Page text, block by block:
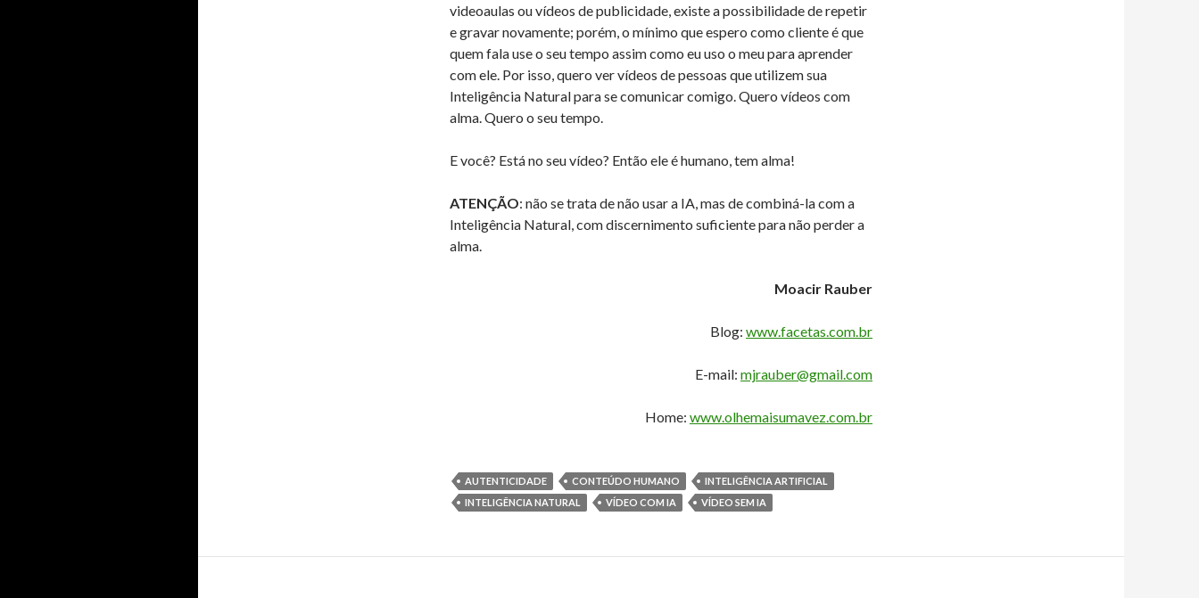
videoaulas ou vídeos de publicidade, existe a possibilidade de repetir
e gravar novamente; porém, o mínimo que espero como cliente é que
quem fala use o seu tempo assim como eu uso o meu para aprender
com ele. Por isso, quero ver vídeos de pessoas que utilizem sua
Inteligência Natural para se comunicar comigo. Quero vídeos com
alma. Quero o seu tempo.
E você? Está no seu vídeo? Então ele é humano, tem alma!
ATENÇÃO: não se trata de não usar a IA, mas de combiná-la com a
Inteligência Natural, com discernimento suficiente para não perder a
alma.
Moacir Rauber
Blog: www.facetas.com.br
E-mail: mjrauber@gmail.com
Home: www.olhemaisumavez.com.br
AUTENTICIDADE CONTEÚDO HUMANO
INTELIGÊNCIA ARTIFICIAL
INTELIGÊNCIA NATURAL
VÍDEO COM IA VÍDEO SEM IA